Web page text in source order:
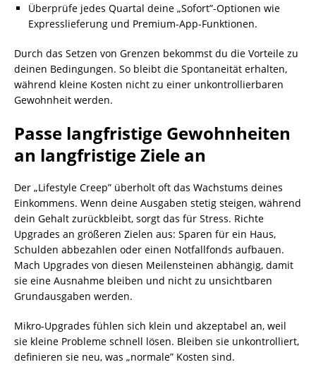
Überprüfe jedes Quartal deine „Sofort”-Optionen wie
Expresslieferung und Premium-App-Funktionen.
Durch das Setzen von Grenzen bekommst du die Vorteile zu
deinen Bedingungen. So bleibt die Spontaneität erhalten,
während kleine Kosten nicht zu einer unkontrollierbaren
Gewohnheit werden.
Passe langfristige Gewohnheiten
an langfristige Ziele an
Der „Lifestyle Creep” überholt oft das Wachstums deines
Einkommens. Wenn deine Ausgaben stetig steigen, während
dein Gehalt zurückbleibt, sorgt das für Stress. Richte
Upgrades an größeren Zielen aus: Sparen für ein Haus,
Schulden abbezahlen oder einen Notfallfonds aufbauen.
Mach Upgrades von diesen Meilensteinen abhängig, damit
sie eine Ausnahme bleiben und nicht zu unsichtbaren
Grundausgaben werden.
Mikro-Upgrades fühlen sich klein und akzeptabel an, weil
sie kleine Probleme schnell lösen. Bleiben sie unkontrolliert,
definieren sie neu, was „normale” Kosten sind.